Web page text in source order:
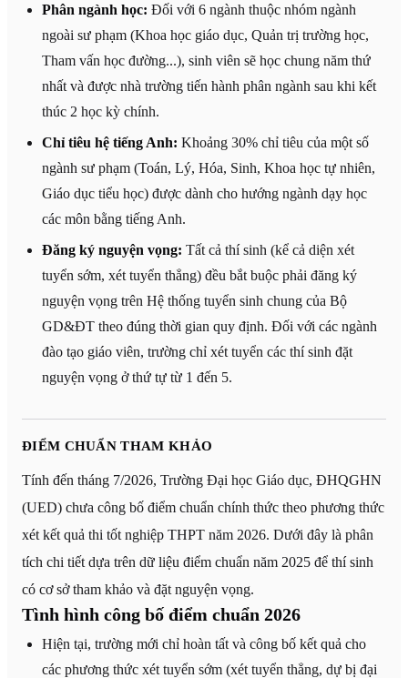
Phân ngành học: Đối với 6 ngành thuộc nhóm ngành
ngoài sư phạm (Khoa học giáo dục, Quản trị trường học,
Tham vấn học đường...), sinh viên sẽ học chung năm thứ
nhất và được nhà trường tiến hành phân ngành sau khi kết
thúc 2 học kỳ chính.
Chỉ tiêu hệ tiếng Anh: Khoảng 30% chỉ tiêu của một số
ngành sư phạm (Toán, Lý, Hóa, Sinh, Khoa học tự nhiên,
Giáo dục tiểu học) được dành cho hướng ngành dạy học
các môn bằng tiếng Anh.
Đăng ký nguyện vọng: Tất cả thí sinh (kể cả diện xét
tuyển sớm, xét tuyển thẳng) đều bắt buộc phải đăng ký
nguyện vọng trên Hệ thống tuyển sinh chung của Bộ
GD&ĐT theo đúng thời gian quy định. Đối với các ngành
đào tạo giáo viên, trường chỉ xét tuyển các thí sinh đặt
nguyện vọng ở thứ tự từ 1 đến 5.
ĐIỂM CHUẨN THAM KHẢO
Tính đến tháng 7/2026, Trường Đại học Giáo dục, ĐHQGHN
(UED) chưa công bố điểm chuẩn chính thức theo phương thức
xét kết quả thi tốt nghiệp THPT năm 2026. Dưới đây là phân
tích chi tiết dựa trên dữ liệu điểm chuẩn năm 2025 để thí sinh
có cơ sở tham khảo và đặt nguyện vọng.
Tình hình công bố điểm chuẩn 2026
Hiện tại, trường mới chỉ hoàn tất và công bố kết quả cho
các phương thức xét tuyển sớm (xét tuyển thẳng, dự bị đại